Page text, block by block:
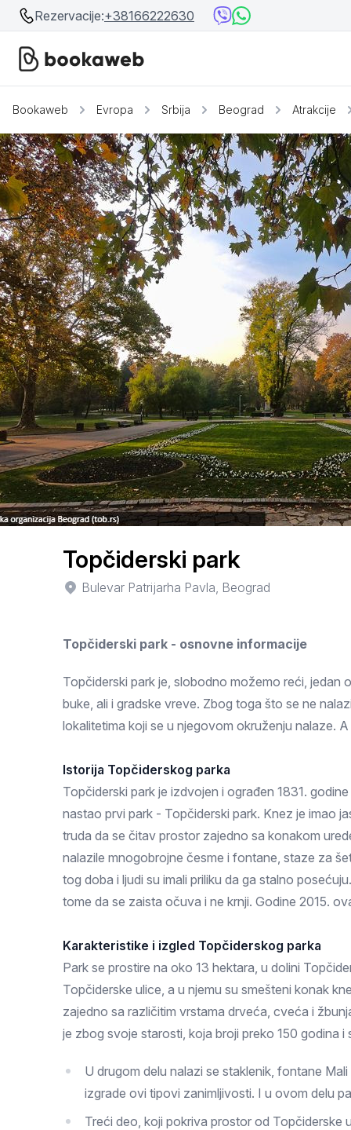
Rezervacije:+38166222630
Srbija
Bosna i Hercegovina
Crna Gora
Ostalo
Srbija
Beograd
Niš
Srebrno jezero
Prolom Banja
Užice
Smederevo
Čačak
Pančevo
Vranje
Paraćin
Kikinda
Ruma
Sremski Karlovci
Zlatar
Bookaweb Evropa Srbija Beograd Atrakcije
Topčiderski park
Bulevar Patrijarha Pavla, Beograd
Topčiderski park - osnovne informacije
Topčiderski park je, slobodno možemo reći, jedan
buke, ali i gradske vreve. Zbog toga što se ne
lokalitetima koji se u njegovom okruženju nalaze. A
Istorija Topčiderskog parka
Topčiderski park je izdvojen i ograđen 1831.
nastao prvi park - Topčiderski park. Knez je imao
truda da se čitav prostor zajedno sa konakom
nalazile mnogobrojne česme i fontane, staze za
tog doba i ljudi su imali priliku da ga stalno
tome da se zaista očuva i ne krnji. Godine 2015.
Karakteristike i izgled Topčiderskog parka
Park se prostire na oko 13 hektara, u dolini
Topčiderske ulice, a u njemu su smešteni konak
zajedno sa različitim vrstama drveća, cveća i
je zbog svoje starosti, koja broji preko 150 godina
U drugom delu nalazi se staklenik, fontane
izgrade ovi tipovi zanimljivosti. I u ovom delu
Treći deo, koji pokriva prostor od Topčiderske